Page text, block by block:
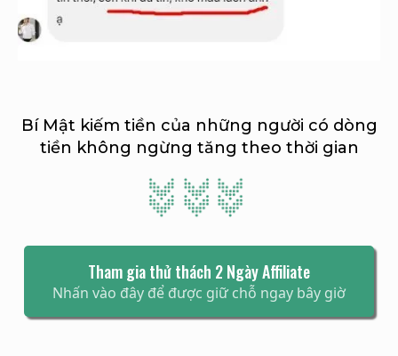
Bí Mật kiếm tiền của những người có dòng
tiền không ngừng tăng theo thời gian
Tham gia thử thách 2 Ngày Affiliate
Nhấn vào đây để được giữ chỗ ngay bây giờ